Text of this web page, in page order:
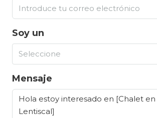
Soy un
Seleccione
Mensaje